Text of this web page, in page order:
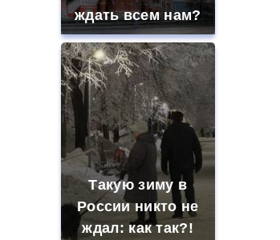
ждать всем нам?
Такую зиму в
России никто не
ждал: как так?!